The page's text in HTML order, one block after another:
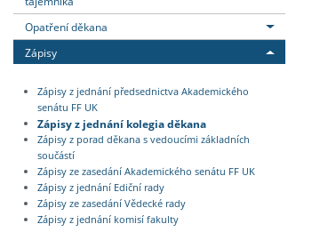
Opatření děkana
Zápisy
Zápisy z jednání předsednictva Akademického
senátu FF UK
Zápisy z jednání kolegia děkana
Zápisy z porad děkana s vedoucími základních
součástí
Zápisy ze zasedání Akademického senátu FF UK
Zápisy z jednání Ediční rady
Zápisy ze zasedání Vědecké rady
Zápisy z jednání komisí fakulty